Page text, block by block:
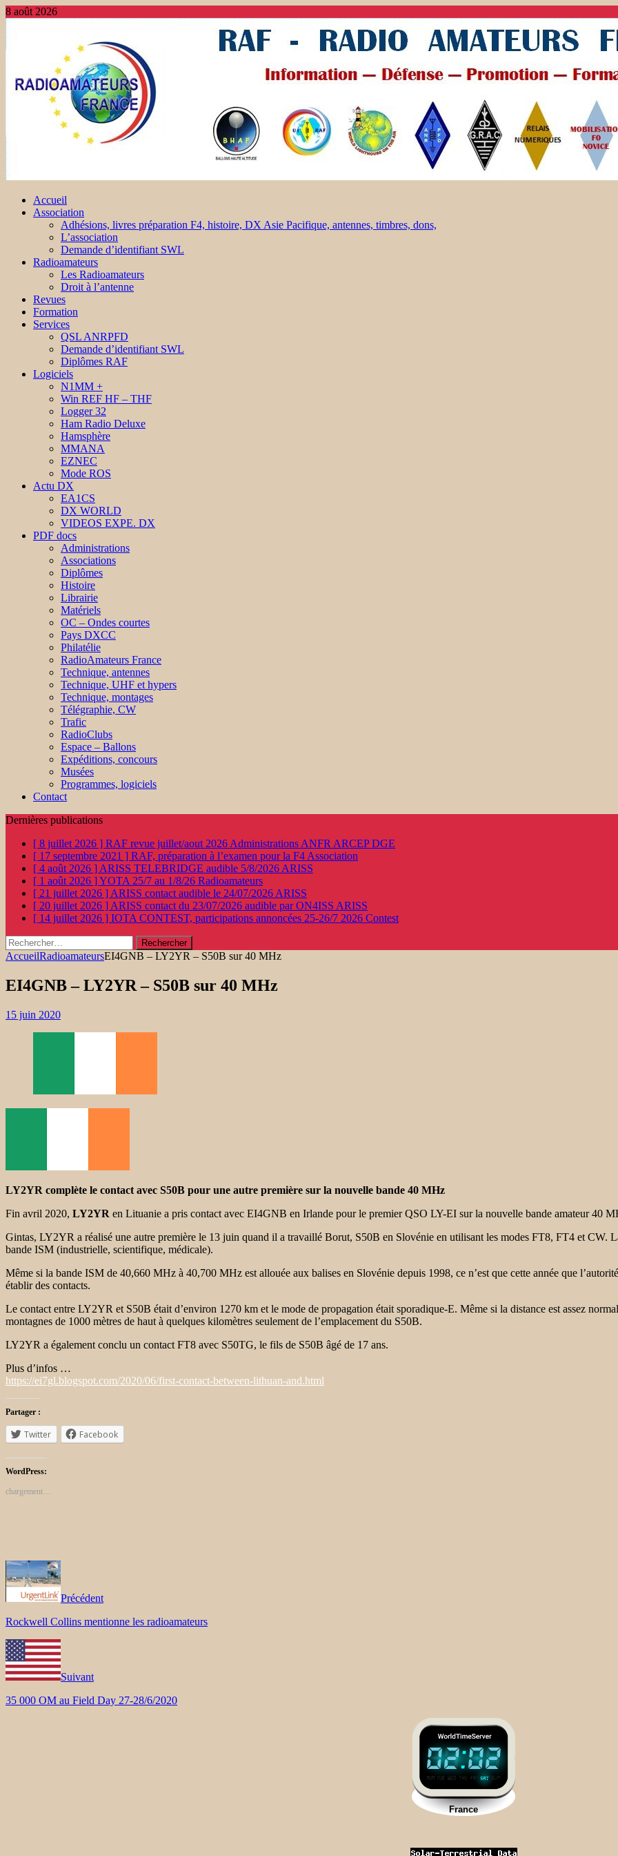
8 août 2026
Accueil
Association
Adhésions, livres préparation F4, histoire, DX Asie Pacifique, antennes, timbres, dons,
L’association
Demande d’identifiant SWL
Radioamateurs
Les Radioamateurs
Droit à l’antenne
Revues
Formation
Services
QSL ANRPFD
Demande d’identifiant SWL
Diplômes RAF
Logiciels
N1MM +
Win REF HF – THF
Logger 32
Ham Radio Deluxe
Hamsphère
MMANA
EZNEC
Mode ROS
Actu DX
EA1CS
DX WORLD
VIDEOS EXPE. DX
PDF docs
Administrations
Associations
Diplômes
Histoire
Librairie
Matériels
OC – Ondes courtes
Pays DXCC
Philatélie
RadioAmateurs France
Technique, antennes
Technique, UHF et hypers
Technique, montages
Télégraphie, CW
Trafic
RadioClubs
Espace – Ballons
Expéditions, concours
Musées
Programmes, logiciels
Contact
Dernières publications
[ 8 juillet 2026 ] RAF revue juillet/aout 2026 Administrations ANFR ARCEP DGE
[ 17 septembre 2021 ] RAF, préparation à l’examen pour la F4 Association
[ 4 août 2026 ] ARISS TELEBRIDGE audible 5/8/2026 ARISS
[ 1 août 2026 ]YOTA 25/7 au 1/8/26 Radioamateurs
[ 21 juillet 2026 ] ARISS contact audible le 24/07/2026 ARISS
[ 20 juillet 2026 ] ARISS contact du 23/07/2026 audible par ON4ISS ARISS
[ 14 juillet 2026 ] IOTA CONTEST, participations annoncées 25-26/7 2026 Contest
Rechercher :
AccueilRadioamateursEI4GNB – LY2YR – S50B sur 40 MHz
EI4GNB – LY2YR – S50B sur 40 MHz
15 juin 2020
LY2YR complète le contact avec S50B pour une autre première sur la nouvelle bande 40 MHz
Fin avril 2020, LY2YR en Lituanie a pris contact avec EI4GNB en Irlande pour le premier QSO LY-EI sur la nouvelle bande amateur 40
Gintas, LY2YR a réalisé une autre première le 13 juin quand il a travaillé Borut, S50B en Slovénie en utilisant les modes FT8, FT4 et CW.
bande ISM (industrielle, scientifique, médicale).
Même si la bande ISM de 40,660 MHz à 40,700 MHz est allouée aux balises en Slovénie depuis 1998, ce n’est que cette année que
établir des contacts.
Le contact entre LY2YR et S50B était d’environ 1270 km et le mode de propagation était sporadique-E. Même si la distance est assez
montagnes de 1000 mètres de haut à quelques kilomètres seulement de l’emplacement du S50B.
LY2YR a également conclu un contact FT8 avec S50TG, le fils de S50B âgé de 17 ans.
Plus d’infos …
https://ei7gl.blogspot.com/2020/06/first-contact-between-lithuan-and.html
Partager :
Twitter Facebook
WordPress:
chargement…
Précédent
Rockwell Collins mentionne les radioamateurs
Suivant
35 000 OM au Field Day 27-28/6/2020